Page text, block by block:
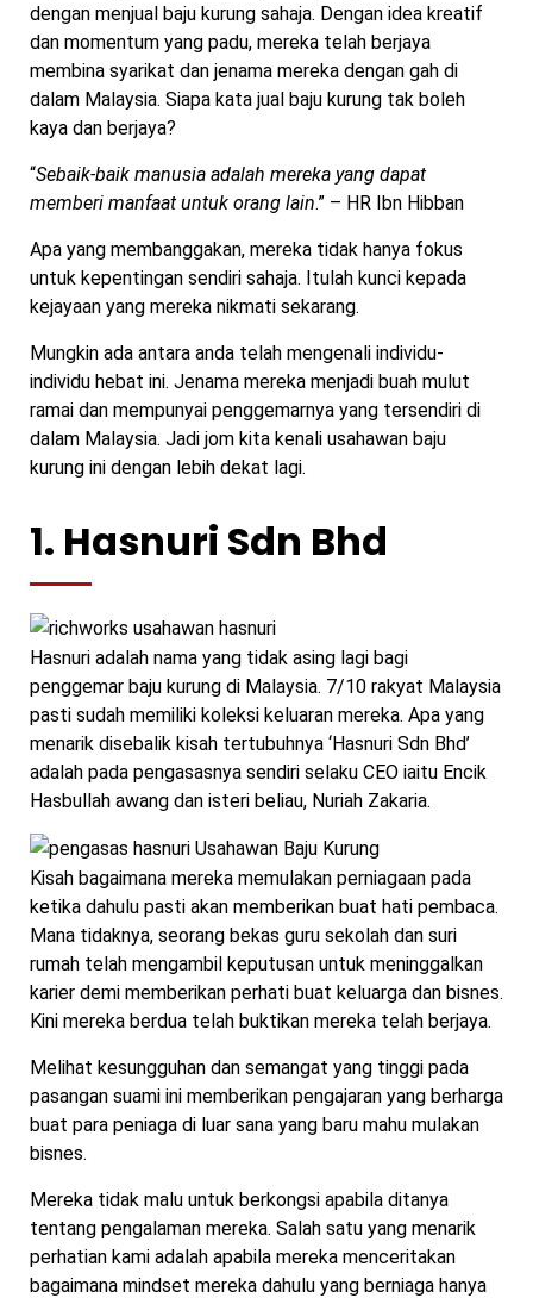
dengan menjual baju kurung sahaja. Dengan idea kreatif
dan momentum yang padu, mereka telah berjaya
membina syarikat dan jenama mereka dengan gah di
dalam Malaysia. Siapa kata jual baju kurung tak boleh
kaya dan berjaya?
“Sebaik-baik manusia adalah mereka yang dapat
memberi manfaat untuk orang lain.” – HR Ibn Hibban
Apa yang membanggakan, mereka tidak hanya fokus
untuk kepentingan sendiri sahaja. Itulah kunci kepada
kejayaan yang mereka nikmati sekarang.
Mungkin ada antara anda telah mengenali individu-
individu hebat ini. Jenama mereka menjadi buah mulut
ramai dan mempunyai penggemarnya yang tersendiri di
dalam Malaysia. Jadi jom kita kenali usahawan baju
kurung ini dengan lebih dekat lagi.
1. Hasnuri Sdn Bhd
Hasnuri adalah nama yang tidak asing lagi bagi
penggemar baju kurung di Malaysia. 7/10 rakyat Malaysia
pasti sudah memiliki koleksi keluaran mereka. Apa yang
menarik disebalik kisah tertubuhnya ‘Hasnuri Sdn Bhd’
adalah pada pengasasnya sendiri selaku CEO iaitu Encik
Hasbullah awang dan isteri beliau, Nuriah Zakaria.
Kisah bagaimana mereka memulakan perniagaan pada
ketika dahulu pasti akan memberikan buat hati pembaca.
Mana tidaknya, seorang bekas guru sekolah dan suri
rumah telah mengambil keputusan untuk meninggalkan
karier demi memberikan perhati buat keluarga dan bisnes.
Kini mereka berdua telah buktikan mereka telah berjaya.
Melihat kesungguhan dan semangat yang tinggi pada
pasangan suami ini memberikan pengajaran yang berharga
buat para peniaga di luar sana yang baru mahu mulakan
bisnes.
Mereka tidak malu untuk berkongsi apabila ditanya
tentang pengalaman mereka. Salah satu yang menarik
perhatian kami adalah apabila mereka menceritakan
bagaimana mindset mereka dahulu yang berniaga hanya